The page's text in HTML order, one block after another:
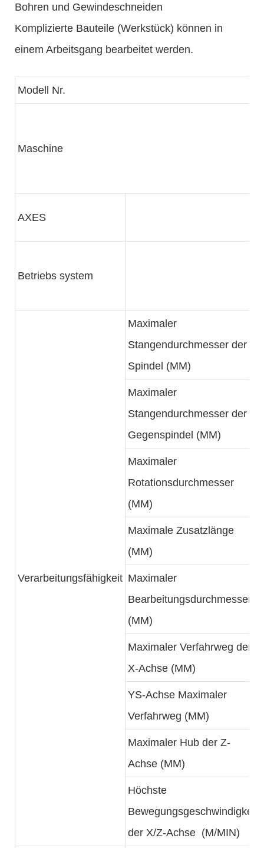
Bohren und Gewindeschneiden
Komplizierte Bauteile (Werkstück) können in
einem Arbeitsgang bearbeitet werden.
Modell Nr.
Maschine
AXES
Betriebs system
Verarbeitungsfähigkeit
Maximaler
Stangendurchmesser der
Spindel (MM)
Maximaler
Stangendurchmesser der
Gegenspindel (MM)
Maximaler
Rotationsdurchmesser
(MM)
Maximale Zusatzlänge
(MM)
Maximaler
Bearbeitungsdurchmesser
(MM)
Maximaler Verfahrweg der
X-Achse (MM)
YS-Achse Maximaler
Verfahrweg (MM)
Maximaler Hub der Z-
Achse (MM)
Höchste
Bewegungsgeschwindigkeit
der X/Z-Achse (M/MIN)